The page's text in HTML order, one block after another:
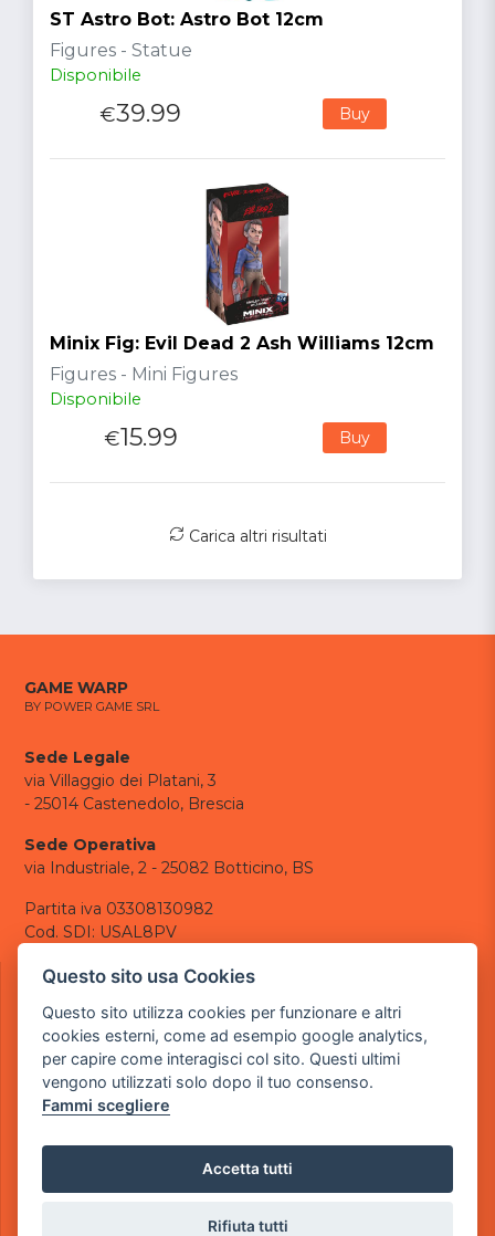
ST Astro Bot: Astro Bot 12cm
Figures - Statue
Disponibile
€39.99 Buy
Minix Fig: Evil Dead 2 Ash Williams 12cm
Figures - Mini Figures
Disponibile
€15.99 Buy
Carica altri risultati
GAME WARP
BY POWER GAME SRL
Sede Legale
via Villaggio dei Platani, 3
- 25014 Castenedolo, Brescia
Sede Operativa
via Industriale, 2 - 25082 Botticino, BS
Partita iva 03308130982
Cod. SDI: USAL8PV
CONTATTI
tel.: +39 030 376 2377
tel.: +39 030 336 6259
pec:powergamesrl@legalmail.it
LINK UTILI
Informazioni generali
Questo sito usa Cookies
Questo sito utilizza cookies per funzionare e altri
cookies esterni, come ad esempio google analytics,
per capire come interagisci col sito. Questi ultimi
vengono utilizzati solo dopo il tuo consenso.
Fammi scegliere
Accetta tutti
Rifiuta tutti